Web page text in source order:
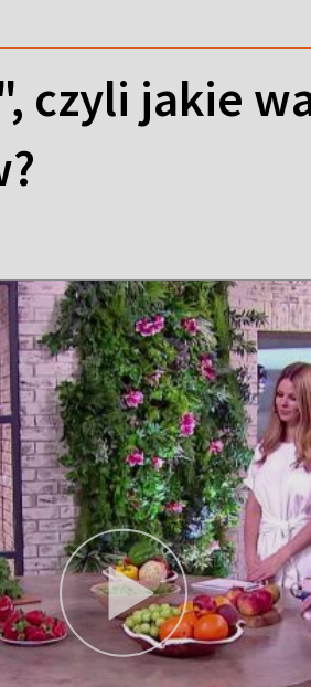
czyli jakie